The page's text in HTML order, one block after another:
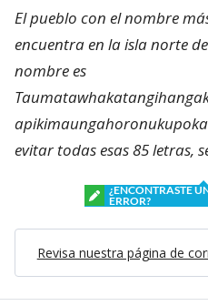
El pueblo con el nombre
encuentra en la isla norte
nombre es
evitar todas esas 85 letras,
¿ENCONTRASTE
ERROR?
Revisa nuestra página de